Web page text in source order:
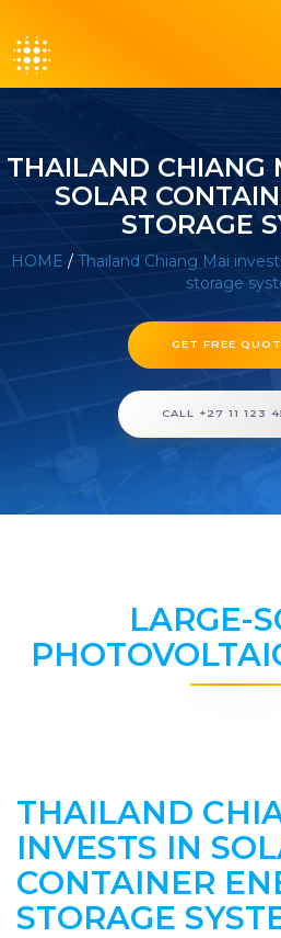
THAILAND CHIANG
SOLAR
STORAGE
HOME / Thailand Chiang Mai
storage
GET FREE
CALL +27 11 123
LARGE-
THAILAND
INVESTS IN
CONTAINER
STORAGE